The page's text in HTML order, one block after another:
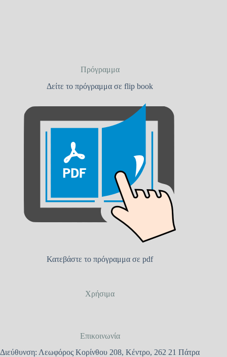
Πρόγραμμα
Δείτε το πρόγραμμα σε flip book
Κατεβάστε το πρόγραμμα σε pdf
Χρήσιμα
Επικοινωνία
Διεύθυνση: Λεωφόρος Κορίνθου 208, Κέντρο, 262 21 Πάτρα